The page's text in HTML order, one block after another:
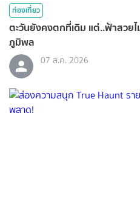
ท่องเที่ยว
ตะวันยังคงตกที่เดิม แต่..ฟ้าสวย
ภูมิพล
07 ส.ค. 2026